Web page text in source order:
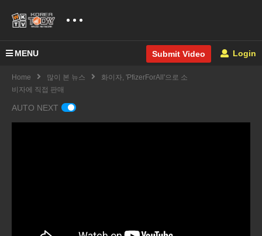
MENU Submit Video Login
Home 많이 본 뉴스
화이자, 'PfizerForAll'으로 소
비자에 직접 판매
AUTO NEXT